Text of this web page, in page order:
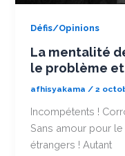
Défis/Opinions
La mentalité
le problème
afhisyakama /2
Incompétents !
Sans amour pour
étrangers ! Autant